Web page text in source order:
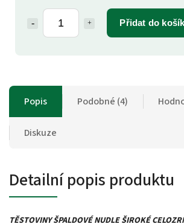
Přidat do
Popis Podobné (4)
Diskuze
Detailní popis produktu
TĚSTOVINY ŠPALDOVÉ NUDLE ŠIROKÉ